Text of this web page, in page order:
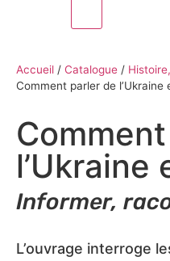
Accueil / Catalogue /
Comment parler de l’Ukraine
l’Ukraine
Informer,
L’ouvrage interroge